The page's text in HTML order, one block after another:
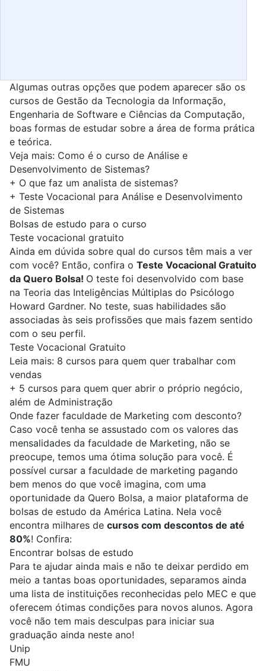
Algumas outras opções que podem aparecer são os
cursos de Gestão da Tecnologia da Informação,
Engenharia de Software e Ciências da Computação,
boas formas de estudar sobre a área de forma prática
e teórica.
Veja mais: Como é o curso de Análise e
Desenvolvimento de Sistemas?
+ O que faz um analista de sistemas?
+ Teste Vocacional para Análise e Desenvolvimento
de Sistemas
Bolsas de estudo para o curso
Teste vocacional gratuito
Ainda em dúvida sobre qual do cursos têm mais a ver
com você? Então, confira o Teste Vocacional Gratuito
da Quero Bolsa! O teste foi desenvolvido com base
na Teoria das Inteligências Múltiplas do Psicólogo
Howard Gardner. No teste, suas habilidades são
associadas às seis profissões que mais fazem sentido
com o seu perfil.
Teste Vocacional Gratuito
Leia mais: 8 cursos para quem quer trabalhar com
vendas
+ 5 cursos para quem quer abrir o próprio negócio,
além de Administração
Onde fazer faculdade de Marketing com desconto?
Caso você tenha se assustado com os valores das
mensalidades da faculdade de Marketing, não se
preocupe, temos uma ótima solução para você. É
possível cursar a faculdade de marketing pagando
bem menos do que você imagina, com uma
oportunidade da Quero Bolsa, a maior plataforma de
bolsas de estudo da América Latina. Nela você
encontra milhares de cursos com descontos de até
80%! Confira:
Encontrar bolsas de estudo
Para te ajudar ainda mais e não te deixar perdido em
meio a tantas boas oportunidades, separamos ainda
uma lista de instituições reconhecidas pelo MEC e que
oferecem ótimas condições para novos alunos. Agora
você não tem mais desculpas para iniciar sua
graduação ainda neste ano!
Unip
FMU